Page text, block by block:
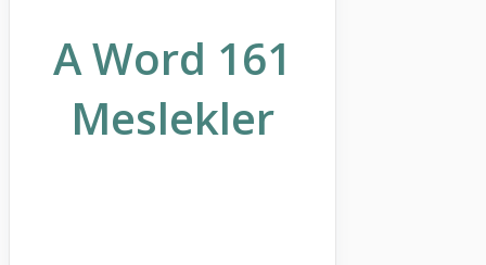
A Word 161
Meslekler